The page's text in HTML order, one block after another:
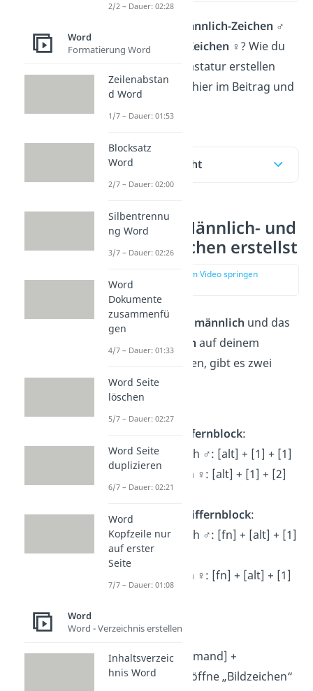
Männlich-Zeichen ♂︎
oder dasWeiblich-Zeichen ♀︎? Wie du
beides auf deiner Tastatur erstellen
kannst, erfährst du hier im Beitrag und
Inhaltsübersicht
Wie du das Männlich- und
Weiblich-Zeichen erstellst
zur Stelle im Video springen
Um dasZeichen für männlich und das
Zeichen für weiblich auf deinem
Computer einzufügen, gibt es zwei
Wege:
Windows:
Tastatur mit Ziffernblock:
Zeichen männlich ♂︎: [alt] + [1] + [1]
Zeichen weiblich ♀︎: [alt] + [1] + [2]
Tastatur ohne Ziffernblock:
Zeichen männlich ♂︎: [fn] + [alt] + [1]
+ [1]
Zeichen weiblich ♀︎: [fn] + [alt] + [1]
Mac:
[control] + [command] +
[Leerzeichen] > öffne „Bildzeichen“
2/2 – Dauer: 02:28
Word
Formatierung Word
Zeilenabstan
d Word
1/7 – Dauer: 01:53
Blocksatz
Word
2/7 – Dauer: 02:00
Silbentrennu
ng Word
3/7 – Dauer: 02:26
Word
Dokumente
zusammenfü
gen
4/7 – Dauer: 01:33
Word Seite
löschen
5/7 – Dauer: 02:27
Word Seite
duplizieren
6/7 – Dauer: 02:21
Word
Kopfzeile nur
auf erster
Seite
7/7 – Dauer: 01:08
Word
Word - Verzeichnis erstellen
Inhaltsverzeic
hnis Word